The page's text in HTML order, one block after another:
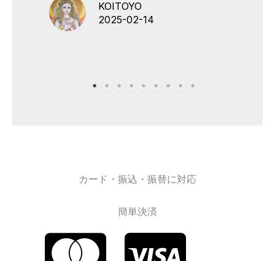
KOITOYO
2025-02-14
カード・振込・振替に対応
簡単決済